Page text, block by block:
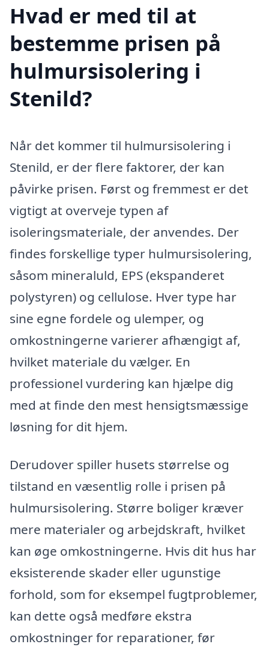
Hvad er med til at
bestemme prisen på
hulmursisolering i
Stenild?
Når det kommer til hulmursisolering i
Stenild, er der flere faktorer, der kan
påvirke prisen. Først og fremmest er det
vigtigt at overveje typen af
isoleringsmateriale, der anvendes. Der
findes forskellige typer hulmursisolering,
såsom mineraluld, EPS (ekspanderet
polystyren) og cellulose. Hver type har
sine egne fordele og ulemper, og
omkostningerne varierer afhængigt af,
hvilket materiale du vælger. En
professionel vurdering kan hjælpe dig
med at finde den mest hensigtsmæssige
løsning for dit hjem.
Derudover spiller husets størrelse og
tilstand en væsentlig rolle i prisen på
hulmursisolering. Større boliger kræver
mere materialer og arbejdskraft, hvilket
kan øge omkostningerne. Hvis dit hus har
eksisterende skader eller ugunstige
forhold, som for eksempel fugtproblemer,
kan dette også medføre ekstra
omkostninger for reparationer, før